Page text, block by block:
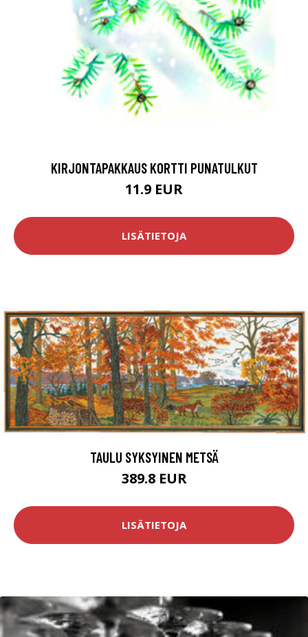
KIRJONTAPAKKAUS KORTTI PUNATULKUT
11.9 EUR
LISÄTIETOJA
TAULU SYKSYINEN METSÄ
389.8 EUR
LISÄTIETOJA